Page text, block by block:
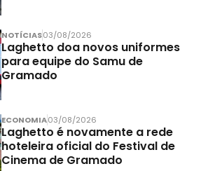
NOTÍCIAS03/08/2026
Laghetto doa novos uniformes
para equipe do Samu de
Gramado
ECONOMIA03/08/2026
Laghetto é novamente a rede
hoteleira oficial do Festival de
Cinema de Gramado